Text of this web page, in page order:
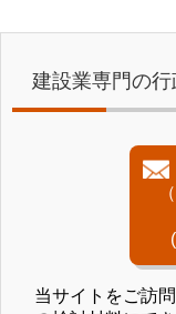
建設業専門の行
当サイトをご訪